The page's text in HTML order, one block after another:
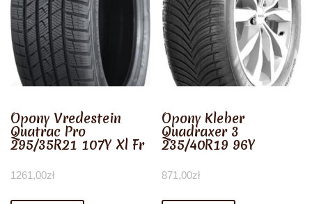
Opony Vredestein
Quatrac Pro
295/35R21 107Y Xl Fr
1261,00zł
Opony Kleber
Quadraxer 3
235/40R19 96Y
871,00zł